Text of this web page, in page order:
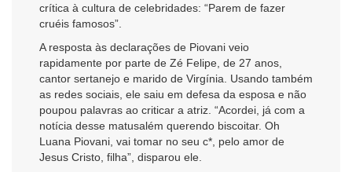
crítica à cultura de celebridades: “Parem de fazer
cruéis famosos”.
A resposta às declarações de Piovani veio
rapidamente por parte de Zé Felipe, de 27 anos,
cantor sertanejo e marido de Virgínia. Usando também
as redes sociais, ele saiu em defesa da esposa e não
poupou palavras ao criticar a atriz. “Acordei, já com a
notícia desse matusalém querendo biscoitar. Oh
Luana Piovani, vai tomar no seu c*, pelo amor de
Jesus Cristo, filha”, disparou ele.